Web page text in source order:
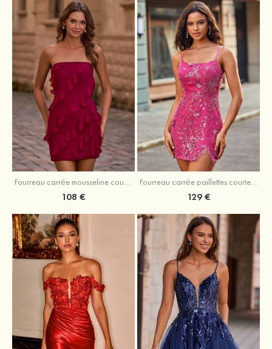
Fourreau carrée mousseline courte/mini robe de fête de la rentré avec volants
108 €
Fourreau carrée paillettes courte/mini robe de fête de la rentrée
129 €